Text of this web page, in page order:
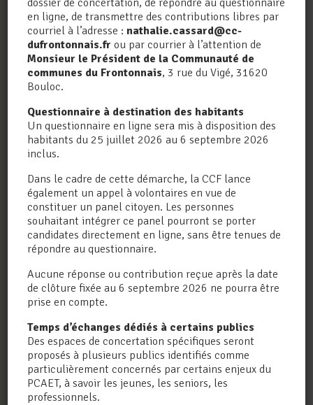
LA CCF EST SUR
INTRAMUROS
UNE QUESTION ?
Nom(obligatoire)
dossier de concertation, de répondre au questionnaire
en ligne, de transmettre des contributions libres par
courriel à l’adresse : nathalie.cassard@cc-
dufrontonnais.fr ou par courrier à l’attention de
Monsieur le Président de la Communauté de
communes du Frontonnais, 3 rue du Vigé, 31620
Bouloc.
Questionnaire à destination des habitants
Un questionnaire en ligne sera mis à disposition des
habitants du 25 juillet 2026 au 6 septembre 2026
inclus.
Dans le cadre de cette démarche, la CCF lance
également un appel à volontaires en vue de
constituer un panel citoyen. Les personnes
souhaitant intégrer ce panel pourront se porter
candidates directement en ligne, sans être tenues de
répondre au questionnaire.
Aucune réponse ou contribution reçue après la date
de clôture fixée au 6 septembre 2026 ne pourra être
prise en compte.
Temps d’échanges dédiés à certains publics
Des espaces de concertation spécifiques seront
proposés à plusieurs publics identifiés comme
particulièrement concernés par certains enjeux du
PCAET, à savoir les jeunes, les seniors, les
professionnels.